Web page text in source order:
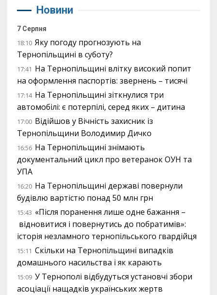
Новини
7 Серпня
18:10 Яку погоду прогнозують на
Тернопільщині в суботу?
17:41 На Тернопільщині влітку високий попит
на оформлення паспортів: звернень – тисячі
17:14 На Тернопільщині зіткнулися три
автомобілі: є потерпілі, серед яких – дитина
17:00 Відійшов у Вічність захисник із
Тернопільщини Володимир Дичко
16:56 На Тернопільщині знімають
документальний цикл про ветеранок ОУН та
УПА
16:20 На Тернопільщині державі повернули
будівлю вартістю понад 50 млн грн
15:43 «Після поранення лише одне бажання –
відновитися і повернутись до побратимів»:
історія незламного тернопільського гвардійця
15:11 Скільки на Тернопільщині випадків
домашнього насильства і як карають
15:09 У Тернополі відбудуться установчі збори
асоціації нащадків українських жертв